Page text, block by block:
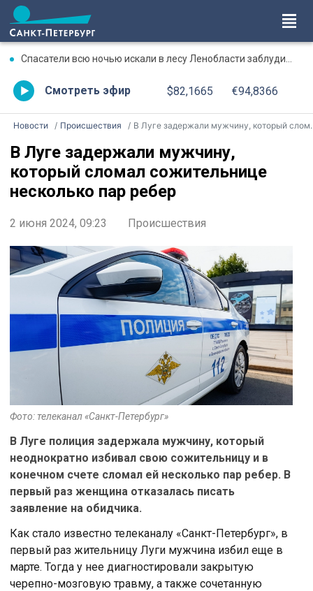
Спасатели всю ночью искали в лесу Ленобласти заблудившегося мужчину
Смотреть эфир $82,1665 €94,8366
Новости Происшествия В Луге задержали мужчину, который сломал сожительнице несколько пар ребер
В Луге задержали мужчину,
который сломал сожительнице
несколько пар ребер
2 июня 2024, 09:23 Происшествия
Фото: телеканал «Санкт-Петербург»
В Луге полиция задержала мужчину, который
неоднократно избивал свою сожительницу и в
конечном счете сломал ей несколько пар ребер. В
первый раз женщина отказалась писать
заявление на обидчика.
Как стало известно телеканалу «Санкт-Петербург», в
первый раз жительницу Луги мужчина избил еще в
марте. Тогда у нее диагностировали закрытую
черепно-мозговую травму, а также сочетанную